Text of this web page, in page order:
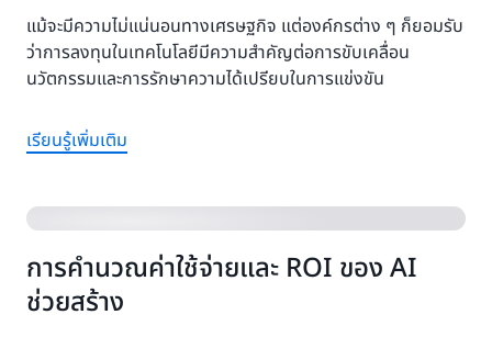
แม้จะมีความไม่แน่นอนทางเศรษฐกิจ แต่องค์กรต่าง ๆ ก็ยอมรับ
ว่าการลงทุนในเทคโนโลยีมีความสำคัญต่อการขับเคลื่อน
นวัตกรรมและการรักษาความได้เปรียบในการแข่งขัน
เรียนรู้เพิ่มเติม
การคำนวณค่าใช้จ่ายและ ROI ของ AI
ช่วยสร้าง